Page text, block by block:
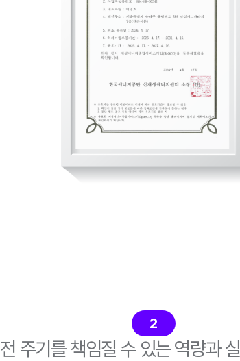
2
주기를 책임질 수 있는 역량과